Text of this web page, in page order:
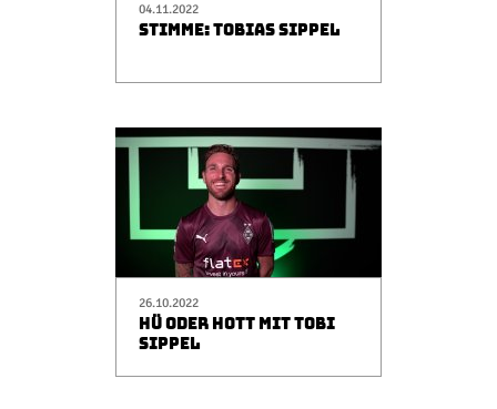
04.11.2022
STIMME: TOBIAS SIPPEL
26.10.2022
HÜ ODER HOTT MIT TOBI
SIPPEL